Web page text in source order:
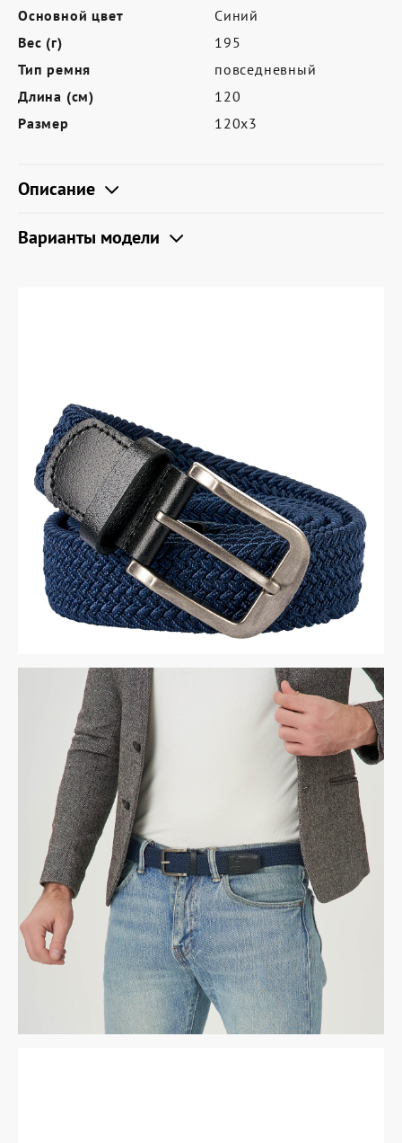
Контакты
Программа лояльности
Политика обработки персональных
данных
Основной цвет
Синий
Вес (г)
195
Тип ремня
повседневный
Длина (см)
120
Размер
120х3
Описание
Варианты модели